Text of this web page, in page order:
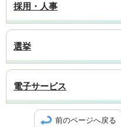
採用・人事
選挙
電子サービス
前のページへ戻る